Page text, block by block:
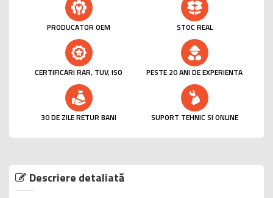
PRODUCATOR OEM STOC REAL
CERTIFICARI RAR, TUV, ISO PESTE 20 ANI DE EXPERIENTA
30 DE ZILE RETUR BANI SUPORT TEHNIC SI ONLINE
Descriere detaliată